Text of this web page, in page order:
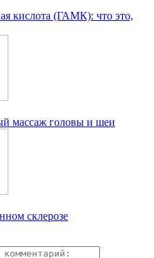
кислота (ГАМК): что это,
массаж головы и шеи
склерозе